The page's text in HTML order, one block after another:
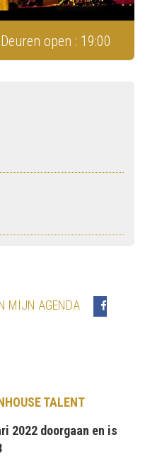
Deuren open : 19:00
MIJN AGENDA
TALENT
2022 doorgaan en is